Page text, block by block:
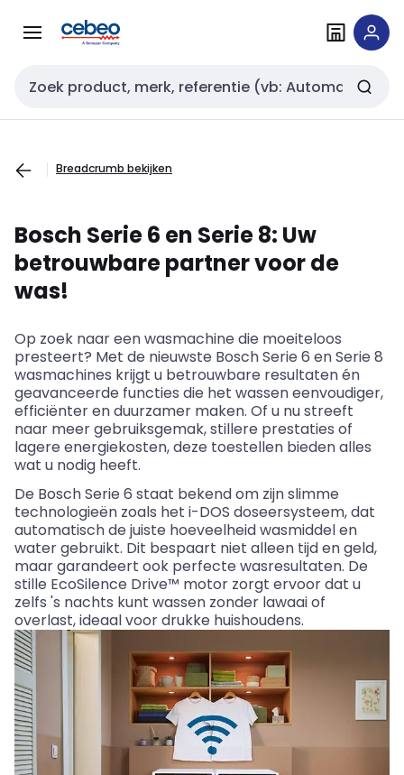
naar
naar
Zoekveld invoer
Breadcrumb bekijken
Bosch Serie 6 en Serie 8: Uw
betrouwbare partner voor de
was!
Op zoek naar een wasmachine die moeiteloos
presteert? Met de nieuwste Bosch Serie 6 en Serie 8
wasmachines krijgt u betrouwbare resultaten én
geavanceerde functies die het wassen eenvoudiger,
efficiënter en duurzamer maken. Of u nu streeft
naar meer gebruiksgemak, stillere prestaties of
lagere energiekosten, deze toestellen bieden alles
wat u nodig heeft.
De Bosch Serie 6 staat bekend om zijn slimme
technologieën zoals het i-DOS doseersysteem, dat
automatisch de juiste hoeveelheid wasmiddel en
water gebruikt. Dit bespaart niet alleen tijd en geld,
maar garandeert ook perfecte wasresultaten. De
stille EcoSilence Drive™ motor zorgt ervoor dat u
zelfs 's nachts kunt wassen zonder lawaai of
overlast, ideaal voor drukke huishoudens.